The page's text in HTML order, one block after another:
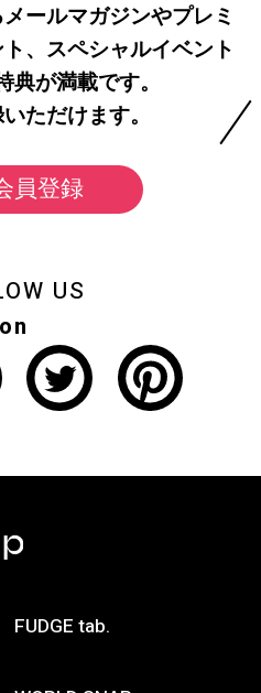
ールマガジンやプレミ
、スペシャルイベント
が満載です。
ただけます。
員登録
US
on
FUDGE tab.